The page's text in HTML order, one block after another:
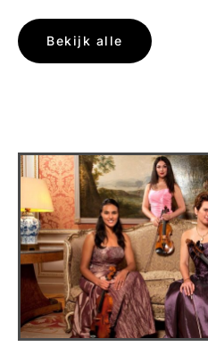
Bekijk alle